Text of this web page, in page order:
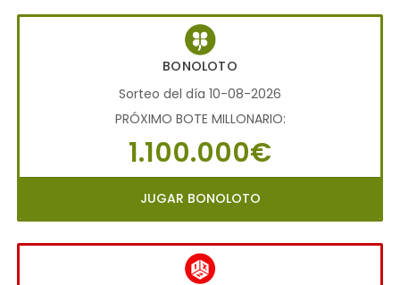
BONOLOTO
Sorteo del día 10-08-2026
PRÓXIMO BOTE MILLONARIO:
1.100.000€
JUGAR BONOLOTO